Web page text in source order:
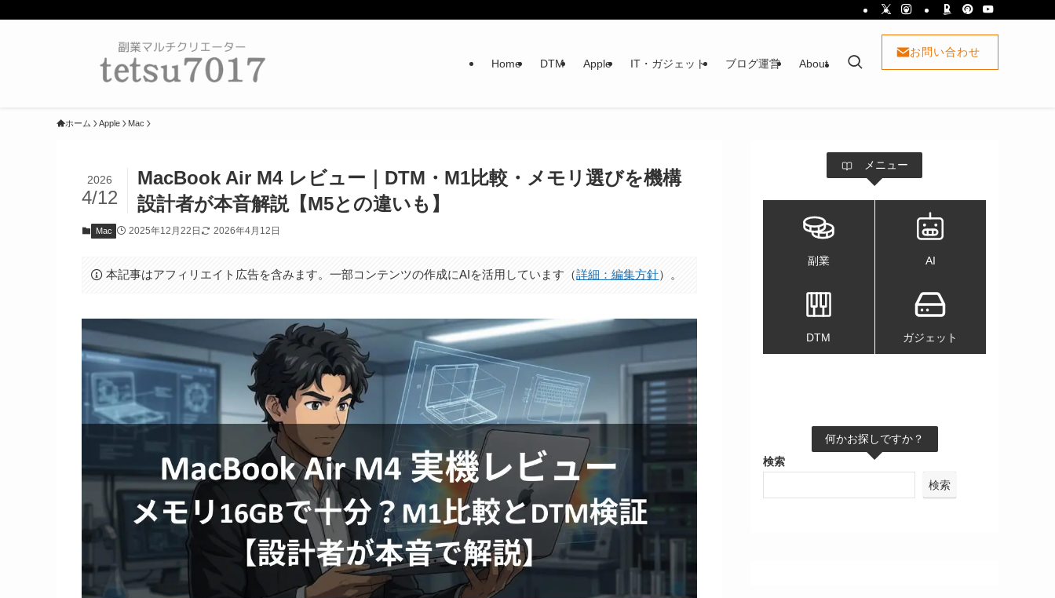
Home DTM Apple IT・ガジェット ブログ運営 About
お問い合わせ
ホーム Apple Mac
MacBook Air M4 レビュー｜DTM・M1比較・メモリ選びを機構
設計者が本音解説【M5との違いも】
2026
4/12
Mac 2025年12月22日 2026年4月12日
本記事はアフィリエイト広告を含みます。一部コンテンツの作成にAIを活用しています（詳細：編集方針）。
メニュー
副業 AI
DTM ガジェット
何かお探しですか？
検索
検索